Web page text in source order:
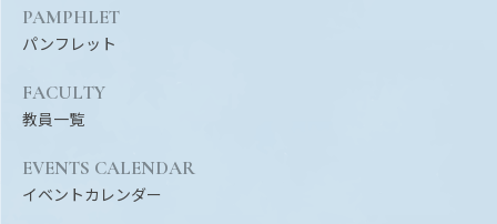
PAMPHLET
パンフレット
FACULTY
教員一覧
EVENTS CALENDAR
イベントカレンダー